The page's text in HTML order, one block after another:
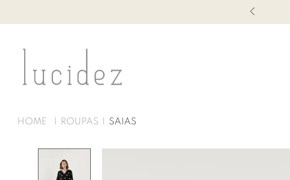
ROUPAS SAIAS